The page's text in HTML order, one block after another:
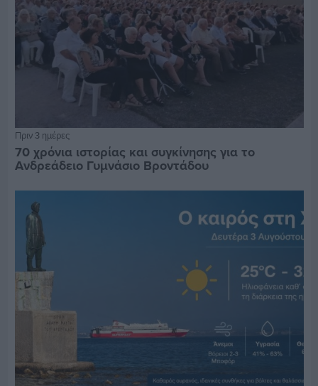
Πριν 3 ημέρες
70 χρόνια ιστορίας και συγκίνησης για το
Ανδρεάδειο Γυμνάσιο Βροντάδου